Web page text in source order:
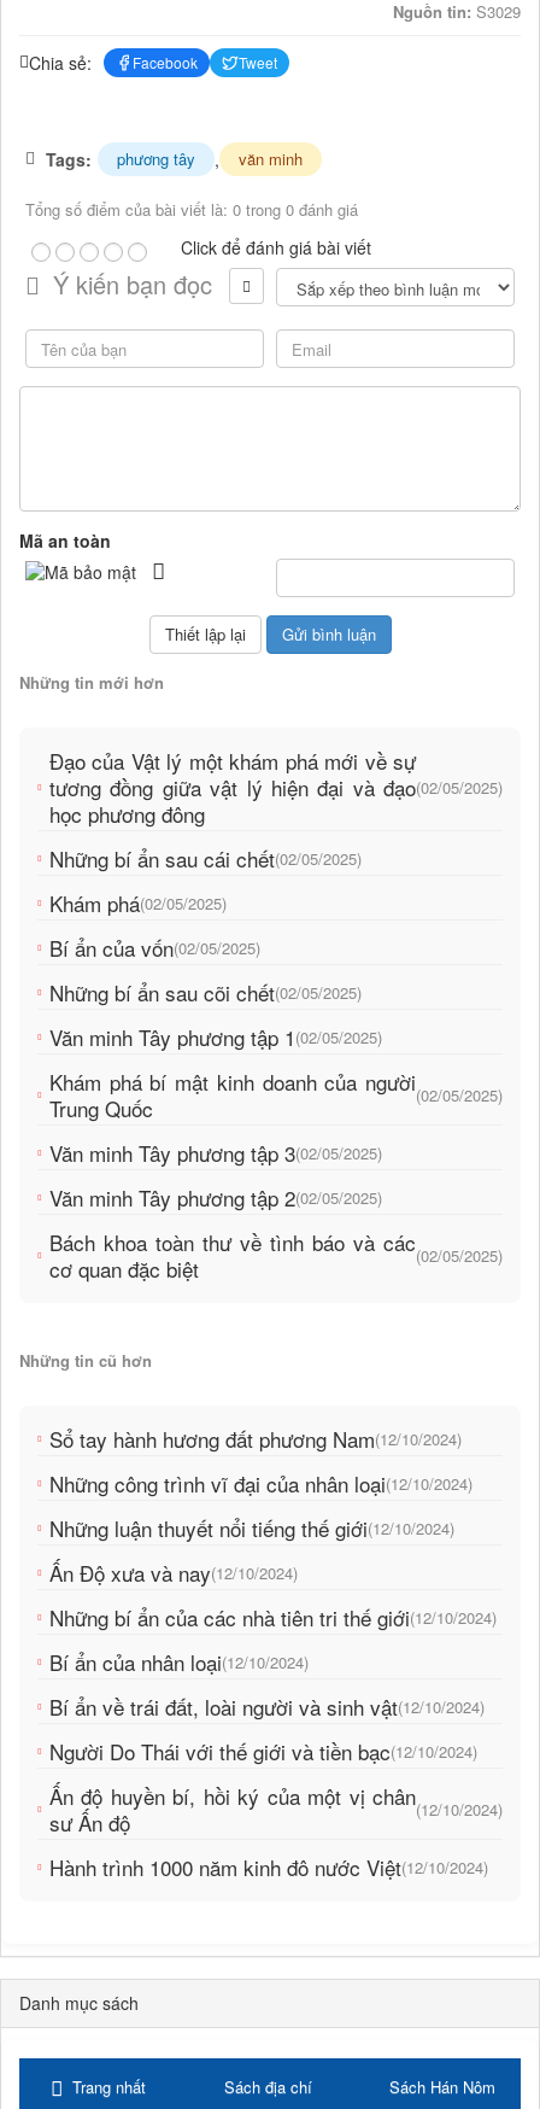
Nguồn tin: S3029
Chia sẻ: Facebook Tweet
Tags: phương tây , văn minh
Tổng số điểm của bài viết là: 0 trong 0 đánh giá
Click để đánh giá bài viết
Ý kiến bạn đọc
Mã an toàn
Những tin mới hơn
Đạo của Vật lý một khám phá mới về sự
tương đồng giữa vật lý hiện đại và đạo
học phương đông
(02/05/2025)
Những bí ẩn sau cái chết(02/05/2025)
Khám phá(02/05/2025)
Bí ẩn của vốn(02/05/2025)
Những bí ẩn sau cõi chết(02/05/2025)
Văn minh Tây phương tập 1 (02/05/2025)
Khám phá bí mật kinh doanh của người
Trung Quốc
(02/05/2025)
Văn minh Tây phương tập 3(02/05/2025)
Văn minh Tây phương tập 2(02/05/2025)
Bách khoa toàn thư về tình báo và các
cơ quan đặc biệt
(02/05/2025)
Những tin cũ hơn
Sổ tay hành hương đất phương Nam(12/10/2024)
Những công trình vĩ đại của nhân loại(12/10/2024)
Những luận thuyết nổi tiếng thế giới(12/10/2024)
Ấn Độ xưa và nay(12/10/2024)
Những bí ẩn của các nhà tiên tri thế giới(12/10/2024)
Bí ẩn của nhân loại(12/10/2024)
Bí ẩn về trái đất, loài người và sinh vật(12/10/2024)
Người Do Thái với thế giới và tiền bạc(12/10/2024)
Ấn độ huyền bí, hồi ký của một vị chân
sư Ấn độ
(12/10/2024)
Hành trình 1000 năm kinh đô nước Việt(12/10/2024)
Danh mục sách
Trang nhất Sách địa chí Sách Hán Nôm